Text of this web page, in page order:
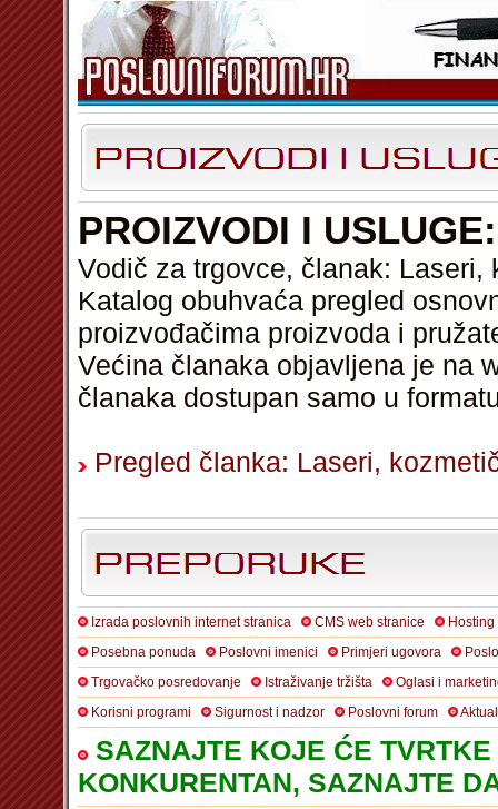
PROIZVODI I
Vodič za trgovce, članak: Laseri,
Katalog obuhvaća pregled
proizvođačima proizvoda i
Većina članaka objavljena je na
članaka dostupan samo u
Pregled članka: Laseri,
Izrada poslovnih internet stranica CMS web stranice
Posebna ponuda
Poslovni imenici Primjeri ugovora
Trgovačko posredovanje
Istraživanje tržišta
Oglasi i
Korisni programi
Sigurnost i nadzor Poslovni forum
SAZNAJTE KOJE ĆE
KONKURENTAN, SAZNAJTE